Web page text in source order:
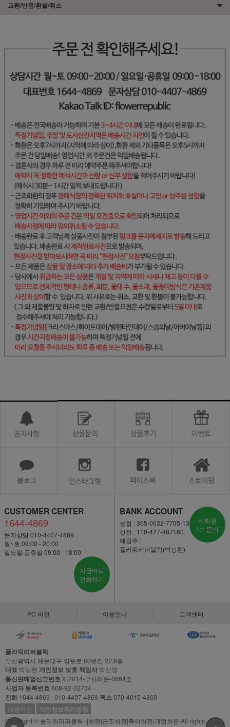
교환/반품/환불/취소
CUSTOMER CENTER
1644-4869
문자상담 010-4407-4869
월~토 09:00 - 20:00
일요일·공휴일 09:00 - 18:00
지금바로
전화하기
BANK ACCOUNT
농협 : 355-0032-7705-13
신한 : 110-427-887160
예금주 :
플라워리퍼블릭(박상현)
비회원
1:1 문의
PC 버전 이용안내 고객센터
플라워리퍼블릭
부산광역시 해운대구 양운로 80번길 22,9층
대표 박상현 개인정보 보호 책임자 박신영
통신판매업신고번호제2014-부산해운-0664호
사업자 등록번호608-92-02734
전화 1644-4869 , 010-4407-4869 팩스070-4015-4869
이용약관
개인정보처리방침
Copyright © 플라워리퍼블릭 -|화환|근조화환|축하화환|개업화분 All rights